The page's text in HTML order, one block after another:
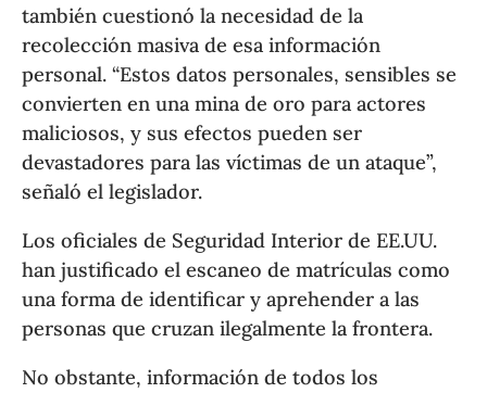
también cuestionó la necesidad de la
recolección masiva de esa información
personal. “Estos datos personales, sensibles se
convierten en una mina de oro para actores
maliciosos, y sus efectos pueden ser
devastadores para las víctimas de un ataque”,
señaló el legislador.
Los oficiales de Seguridad Interior de EE.UU.
han justificado el escaneo de matrículas como
una forma de identificar y aprehender a las
personas que cruzan ilegalmente la frontera.
No obstante, información de todos los